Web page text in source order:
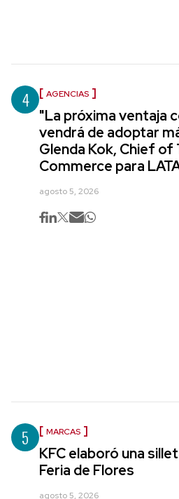
4 AGENCIAS
"La próxima ventaja
vendrá de adoptar
Glenda Kok, Chief of
Commerce para
agosto 5, 2026
5 MARCAS
KFC elaboró una
Feria de Flores
agosto 5, 2026